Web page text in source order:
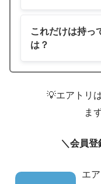
韓国留学のために
これだけは持っ
は？
💡エアトリ
ま
＼会員登
エ